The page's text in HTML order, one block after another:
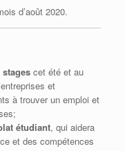
d’août 2020.
cet été et au
et
à trouver un emploi et
étudiant, qui aidera
et des compétences